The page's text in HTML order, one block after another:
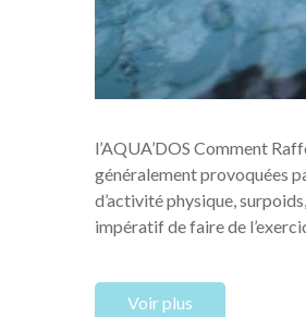
l’AQUA’DOS Comment
généralement provoquées
d’activité physique,
impératif de faire de
Voir plus